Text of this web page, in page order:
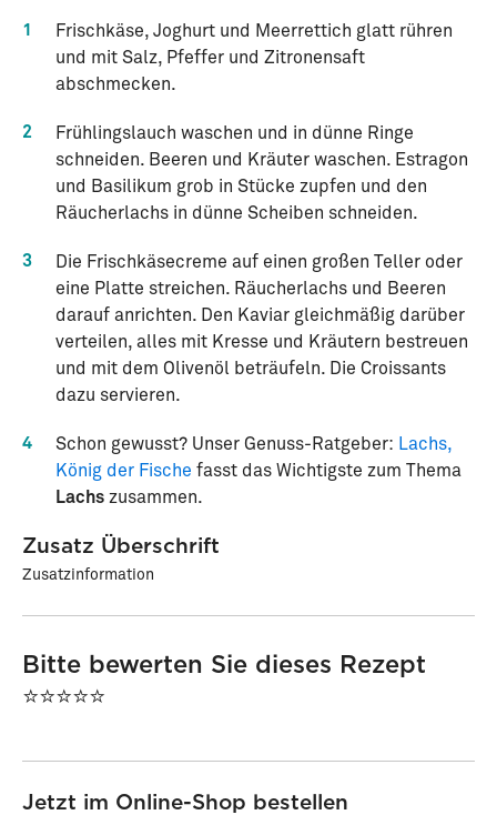
1
Frischkäse, Joghurt und Meerrettich glatt rühren
und mit Salz, Pfeffer und Zitronensaft
abschmecken.
2
Frühlingslauch waschen und in dünne Ringe
schneiden. Beeren und Kräuter waschen. Estragon
und Basilikum grob in Stücke zupfen und den
Räucherlachs in dünne Scheiben schneiden.
3
Die Frischkäsecreme auf einen großen Teller oder
eine Platte streichen. Räucherlachs und Beeren
darauf anrichten. Den Kaviar gleichmäßig darüber
verteilen, alles mit Kresse und Kräutern bestreuen
und mit dem Olivenöl beträufeln. Die Croissants
dazu servieren.
4 Schon gewusst? Unser Genuss-Ratgeber: Lachs,
König der Fische fasst das Wichtigste zum Thema
Lachs zusammen.
Zusatz Überschrift
Zusatzinformation
Bitte bewerten Sie dieses Rezept
⭐⭐⭐⭐⭐
Jetzt im Online-Shop bestellen